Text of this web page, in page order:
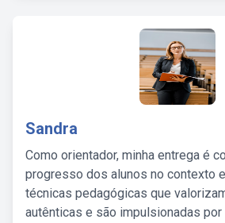
Sandra
Como orientador, minha entrega é
progresso dos alunos no contexto
técnicas pedagógicas que
autênticas e são impulsionadas